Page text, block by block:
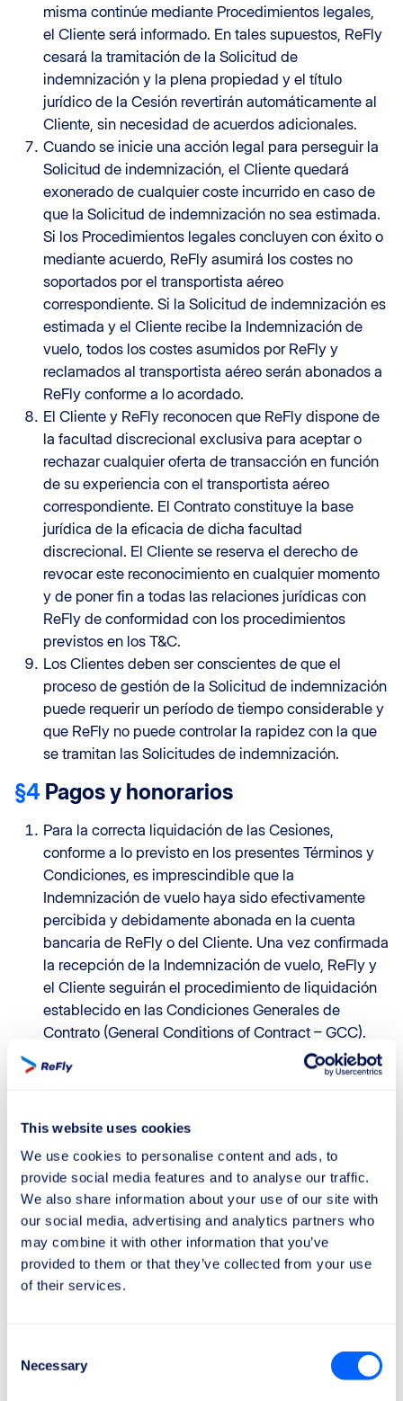
This website uses cookies
We use cookies to personalise content and ads, to
provide social media features and to analyse our traffic.
We also share information about your use of our site with
our social media, advertising and analytics partners who
may combine it with other information that you’ve
provided to them or that they’ve collected from your use
of their services.
Selection
Necessary
misma continúe mediante Procedimientos legales,
el Cliente será informado. En tales supuestos, ReFly
cesará la tramitación de la Solicitud de
indemnización y la plena propiedad y el título
jurídico de la Cesión revertirán automáticamente al
Cliente, sin necesidad de acuerdos adicionales.
Cuando se inicie una acción legal para perseguir la
Solicitud de indemnización, el Cliente quedará
exonerado de cualquier coste incurrido en caso de
que la Solicitud de indemnización no sea estimada.
Si los Procedimientos legales concluyen con éxito o
mediante acuerdo, ReFly asumirá los costes no
soportados por el transportista aéreo
correspondiente. Si la Solicitud de indemnización es
estimada y el Cliente recibe la Indemnización de
vuelo, todos los costes asumidos por ReFly y
reclamados al transportista aéreo serán abonados a
ReFly conforme a lo acordado.
El Cliente y ReFly reconocen que ReFly dispone de
la facultad discrecional exclusiva para aceptar o
rechazar cualquier oferta de transacción en función
de su experiencia con el transportista aéreo
correspondiente. El Contrato constituye la base
jurídica de la eficacia de dicha facultad
discrecional. El Cliente se reserva el derecho de
revocar este reconocimiento en cualquier momento
y de poner fin a todas las relaciones jurídicas con
ReFly de conformidad con los procedimientos
previstos en los T&C.
Los Clientes deben ser conscientes de que el
proceso de gestión de la Solicitud de indemnización
puede requerir un período de tiempo considerable y
que ReFly no puede controlar la rapidez con la que
se tramitan las Solicitudes de indemnización.
§4 Pagos y honorarios
Para la correcta liquidación de las Cesiones,
conforme a lo previsto en los presentes Términos y
Condiciones, es imprescindible que la
Indemnización de vuelo haya sido efectivamente
percibida y debidamente abonada en la cuenta
bancaria de ReFly o del Cliente. Una vez confirmada
la recepción de la Indemnización de vuelo, ReFly y
el Cliente seguirán el procedimiento de liquidación
establecido en las Condiciones Generales de
Contrato (General Conditions of Contract – GCC).
ReFly persigue diligentemente la Solicitud de
indemnización sin exigir ningún pago anticipado. En
indemnización y de la posterior recepción de la
indemnización será transferida al Cliente de
conformidad con los términos y condiciones
establecidos en la Lista de precios. Asimismo, ReFly
y el Cliente podrán acordar de mutuo acuerdo un
importe de remuneración y unas condiciones de
pago alternativas.
indemnización, o si considera que una acción legal
puede acelerar de manera más eficiente el recobro